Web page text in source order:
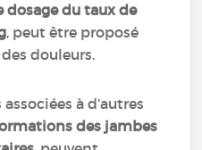
dosage du taux de
, peut être proposé
douleurs.
à d’autres
des jambes